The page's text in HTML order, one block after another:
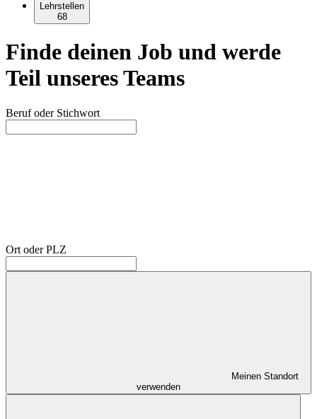
Lehrstellen
68
Finde deinen Job und werde
Teil unseres Teams
Beruf oder Stichwort
Ort oder PLZ
Meinen Standort
verwenden